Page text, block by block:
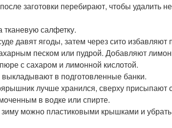
заготовки перебирают, чтобы удалить
салфетку.
давят ягоды, затем через сито избавляют
песком или пудрой. Добавляют
с сахаром и лимонной кислотой.
в подготовленные банки.
лучше хранился, сверху присыпают
в водке или спирте.
зиму можно пластиковыми крышками и